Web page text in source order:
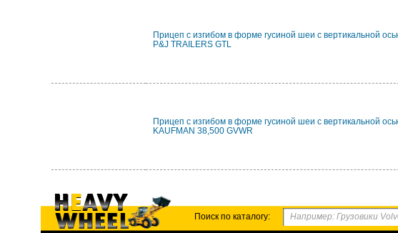
Прицеп с изгибом в форме гусиной шеи с вертикальной
P&J TRAILERS GTL
Прицеп с изгибом в форме гусиной шеи с вертикальной
KAUFMAN 38,500 GVWR
Поиск по каталогу: